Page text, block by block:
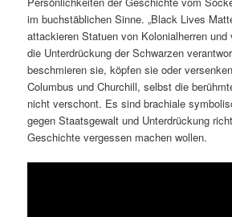
im buchstäblichen Sinne. „Black Lives
attackieren Statuen von Kolonialherren
die Unterdrückung der Schwarzen
beschmieren sie, köpfen sie oder
Columbus und Churchill, selbst die
nicht verschont. Es sind brachiale
gegen Staatsgewalt und Unterdrückung
Geschichte vergessen machen wollen.